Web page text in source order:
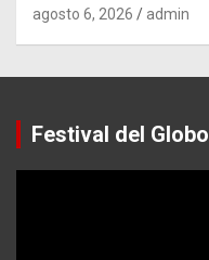
agosto 6, 2026 admin
Festival del Globo